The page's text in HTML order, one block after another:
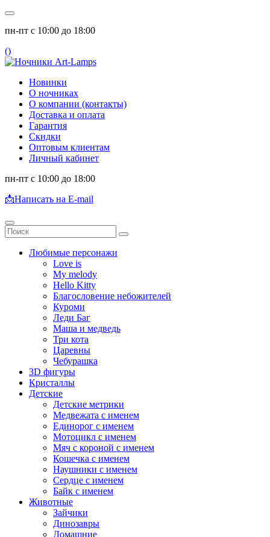
пн-пт с 10:00 до 18:00
()
Новинки
О ночниках
О компании (контакты)
Доставка и оплата
Гарантия
Скидки
Оптовым клиентам
Личный кабинет
пн-пт с 10:00 до 18:00
📩Написать на E-mail
Любимые персонажи
Love is
My melody
Hello Kitty
Благословение небожителей
Куроми
Леди Баг
Маша и медведь
Три кота
Царевны
Чебурашка
3D фигуры
Кристаллы
Детские
Детские метрики
Медвежата с именем
Единорог с именем
Мотоцикл с именем
Мяч с короной с именем
Кошечка с именем
Наушники с именем
Сердце с именем
Байк с именем
Животные
Зайчики
Динозавры
Домашние